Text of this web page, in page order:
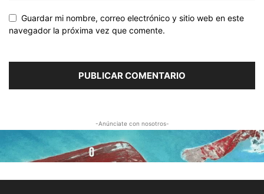
Guardar mi nombre, correo electrónico y sitio web en este
navegador la próxima vez que comente.
-Anúnciate con nosotros-